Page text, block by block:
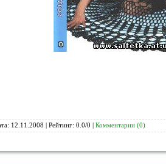
12.11.2008 | Рейтинг: 0.0/0 | Комментарии (0)